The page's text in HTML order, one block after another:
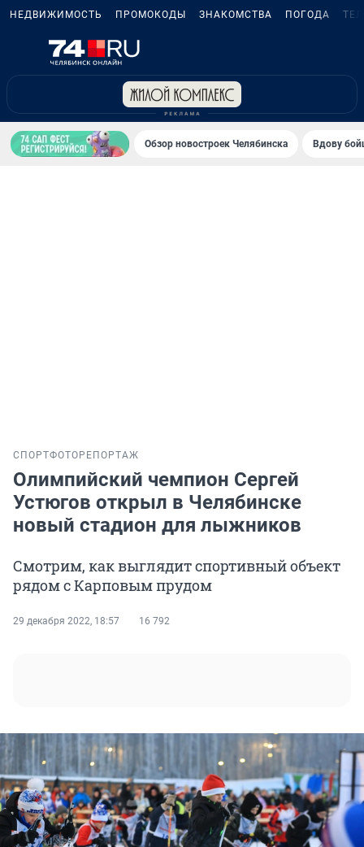
НЕДВИЖИМОСТЬ ПРОМОКОДЫ ЗНАКОМСТВА ПОГОДА
Обзор новостроек Челябинска Вдову
СПОРТФОТОРЕПОРТАЖ
Олимпийский чемпион Сергей
Устюгов открыл в Челябинске
новый стадион для лыжников
Смотрим, как выглядит спортивный объект
рядом с Карповым прудом
29 декабря 2022, 18:57 16 792